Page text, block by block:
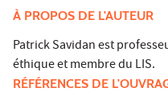
À PROPOS DE L'AUTEUR
Patrick Savidanest
éthique et membre du LIS.
RÉFÉRENCES DE